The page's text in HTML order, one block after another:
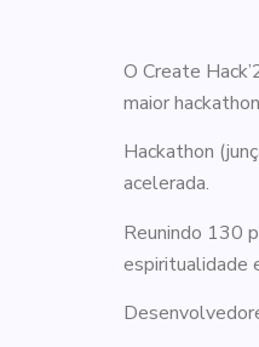
O Create
maior
Hackathon
acelerada.
Reunindo 130
espiritualidade